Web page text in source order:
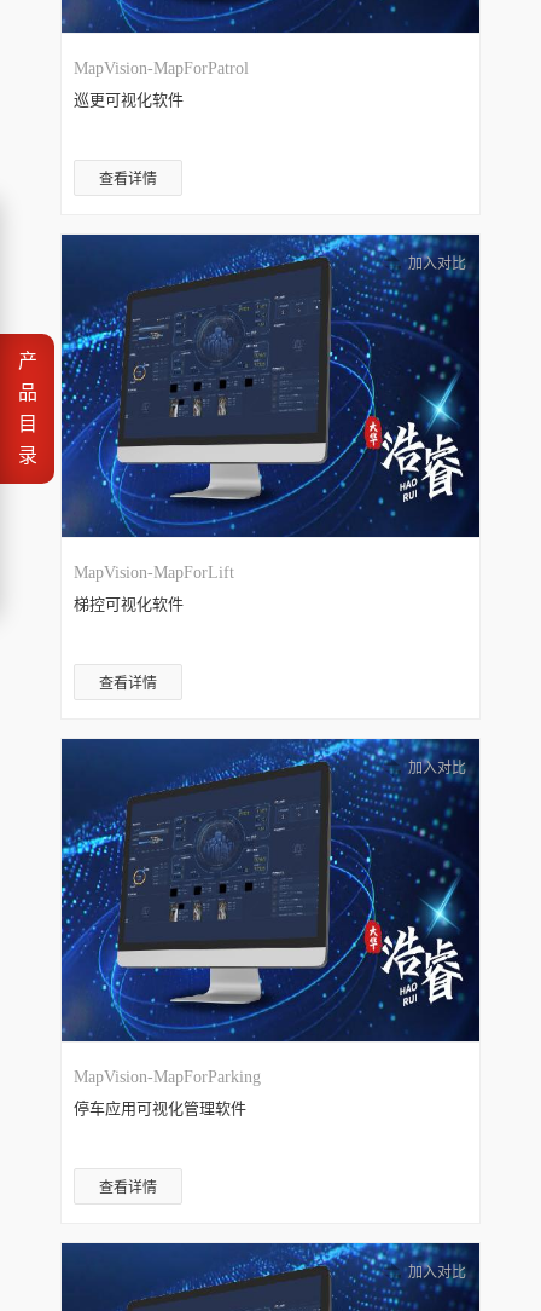
产
品
目
录
MapVision-MapForPatrol
巡更可视化软件
查看详情
加入对比
MapVision-MapForLift
梯控可视化软件
查看详情
加入对比
MapVision-MapForParking
停车应用可视化管理软件
查看详情
加入对比